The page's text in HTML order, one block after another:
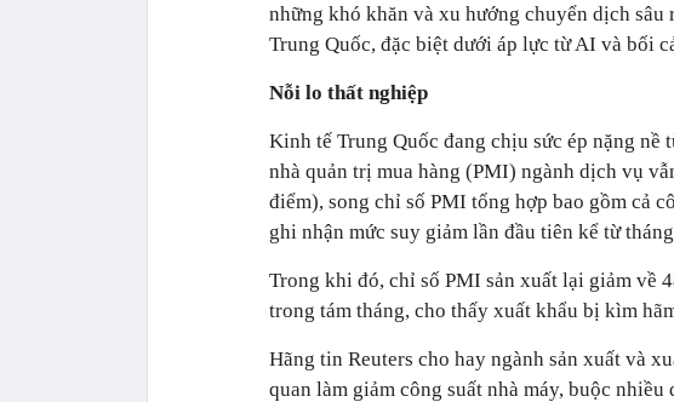
những khó khăn và xu hướng chuyển dịch
Trung Quốc, đặc biệt dưới áp lực từ AI và bối
Nỗi lo thất nghiệp
Kinh tế Trung Quốc đang chịu sức ép nặng nề
nhà quản trị mua hàng (PMI) ngành dịch vụ
điểm), song chỉ số PMI tổng hợp bao gồm cả
ghi nhận mức suy giảm lần đầu tiên kể từ
Trong khi đó, chỉ số PMI sản xuất lại giảm về
trong tám tháng, cho thấy xuất khẩu bị kìm
Hãng tin Reuters cho hay ngành sản xuất và
quan làm giảm công suất nhà máy, buộc